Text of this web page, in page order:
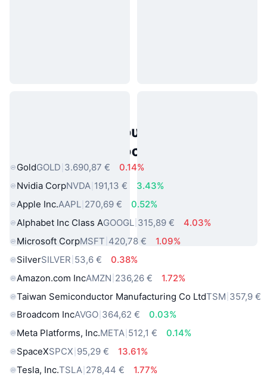
Δημοφιλή περιουσιακά στοιχεία
πραγματικού κόσμου
GoldGOLD 3.690,87 €
0.14%
Nvidia CorpNVDA 191,13 €
3.43%
Apple Inc.AAPL 270,69 €
0.52%
Alphabet Inc Class AGOOGL 315,89 €
4.03%
Microsoft CorpMSFT 420,78 €
1.09%
SilverSILVER 53,6 €
0.38%
Amazon.com IncAMZN 236,26 €
1.72%
Taiwan Semiconductor Manufacturing Co LtdTSM 357,9 €
Broadcom IncAVGO 364,62 €
0.03%
Meta Platforms, Inc.META 512,1 €
0.14%
SpaceXSPCX 95,29 €
13.61%
Tesla, Inc.TSLA 278,44 €
1.77%